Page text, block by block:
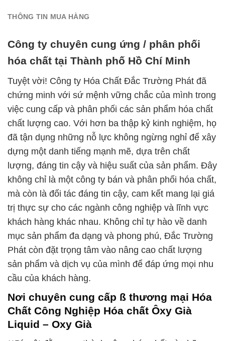
THÔNG TIN MUA HÀNG
Công ty chuyên cung ứng / phân phối
hóa chất tại Thành phố Hồ Chí Minh
Tuyệt vời! Công ty Hóa Chất Đắc Trường Phát đã
chứng minh với sứ mệnh vững chắc của mình trong
việc cung cấp và phân phối các sản phẩm hóa chất
chất lượng cao. Với hơn ba thập kỷ kinh nghiệm, họ
đã tận dụng những nỗ lực không ngừng nghỉ để xây
dựng một danh tiếng mạnh mẽ, dựa trên chất
lượng, đáng tin cậy và hiệu suất của sản phẩm. Đây
không chỉ là một công ty bán và phân phối hóa chất,
mà còn là đối tác đáng tin cậy, cam kết mang lại giá
trị thực sự cho các ngành công nghiệp và lĩnh vực
khách hàng khác nhau. Không chỉ tự hào về danh
mục sản phẩm đa dạng và phong phú, Đắc Trường
Phát còn đặt trọng tâm vào nâng cao chất lượng
sản phẩm và dịch vụ của mình để đáp ứng mọi nhu
cầu của khách hàng.
Nơi chuyên cung cấp ß thương mại Hóa
Chất Công Nghiệp Hóa chất Ôxy Già
Liquid – Oxy Già